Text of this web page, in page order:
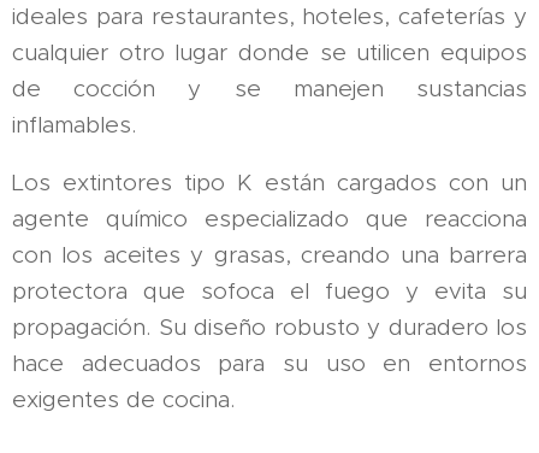
ideales para restaurantes, hoteles, cafeterías y
cualquier otro lugar donde se utilicen equipos
de cocción y se manejen sustancias
inflamables.
Los extintores tipo K están cargados con un
agente químico especializado que reacciona
con los aceites y grasas, creando una barrera
protectora que sofoca el fuego y evita su
propagación. Su diseño robusto y duradero los
hace adecuados para su uso en entornos
exigentes de cocina.